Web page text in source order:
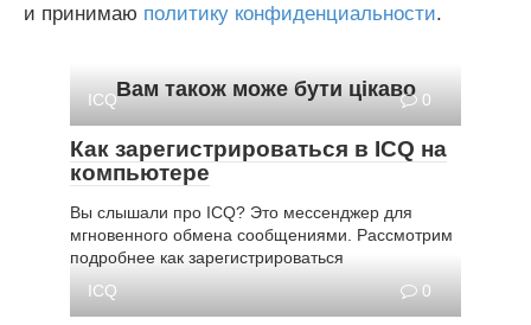
и принимаю политику конфиденциальности.
Вам також може бути цікаво
ICQ 0
Как зарегистрироваться в ICQ на
компьютере
Вы слышали про ICQ? Это мессенджер для
мгновенного обмена сообщениями. Рассмотрим
подробнее как зарегистрироваться
ICQ
0